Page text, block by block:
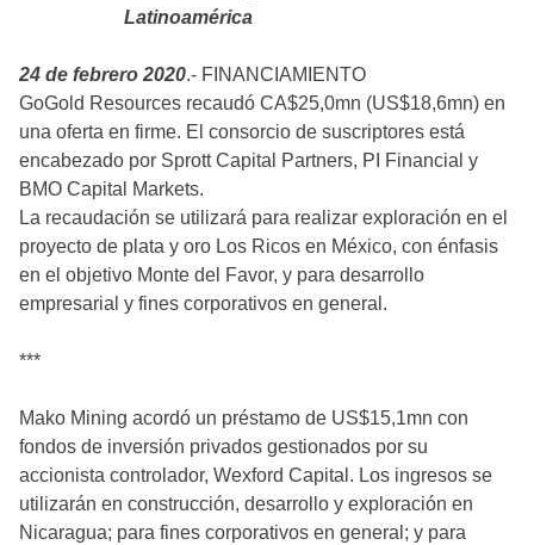
Latinoamérica
24 de febrero 2020.- FINANCIAMIENTO
GoGold Resources recaudó CA$25,0mn (US$18,6mn) en
una oferta en firme. El consorcio de suscriptores está
encabezado por Sprott Capital Partners, PI Financial y
BMO Capital Markets.
La recaudación se utilizará para realizar exploración en el
proyecto de plata y oro Los Ricos en México, con énfasis
en el objetivo Monte del Favor, y para desarrollo
empresarial y fines corporativos en general.
***
Mako Mining acordó un préstamo de US$15,1mn con
fondos de inversión privados gestionados por su
accionista controlador, Wexford Capital. Los ingresos se
utilizarán en construcción, desarrollo y exploración en
Nicaragua; para fines corporativos en general; y para